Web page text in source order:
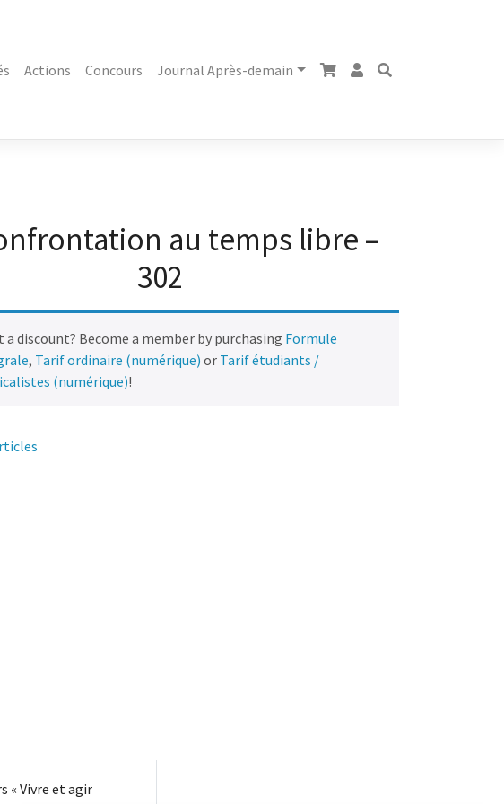
Actions Concours Journal Après-demain
au temps libre –
302
a discount? Become a member by purchasing Formule
, Tarif ordinaire (numérique) or Tarif étudiants /
(numérique)!
« Vivre et agir